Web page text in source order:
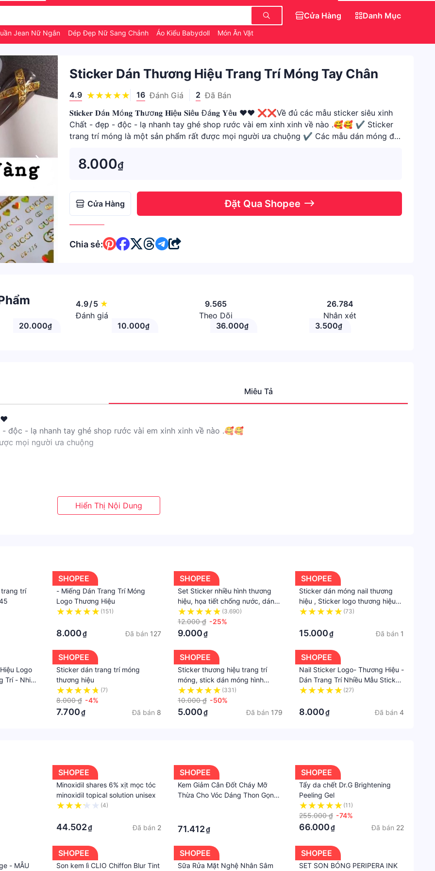
Jean Nữ Ngắn Dép Đẹp Nữ Sang Chảnh Áo Kiểu Babydoll Món Ăn Vặt
Cửa Hàng Danh Mục
Sticker Dán Thương Hiệu Trang Trí Móng Tay Chân
4.9 16 Đánh Giá 2 Đã Bán
𝐒𝐭𝐢𝐜𝐤𝐞𝐫 𝐃á𝐧 𝐌ó𝐧𝐠 𝐓𝐡ươ𝐧𝐠 𝐇𝐢ệ𝐮 𝐒𝐢ê𝐮 Đá𝐧𝐠 𝐘ê𝐮 ❤️❤️ ❌❌Về đủ các mẫu sticker siêu xinh
Chất - đẹp - độc - lạ nhanh tay ghé shop rước vài em xinh xinh về nào .🥰🥰 ✔️ Sticker
trang trí móng là một sản phẩm rất được mọi người ưa chuộng ✔️ Các mẫu dán móng đa
8.000₫
Cửa Hàng Đặt Qua Shopee
Chia sẻ:
4.9/5 ★
Đánh giá
9.565
Theo Dõi
26.784
Nhận xét
20.000₫ 10.000₫ 36.000₫ 3.500₫
Miêu Tả
độc - lạ nhanh tay ghé shop rước vài em xinh xinh về nào .🥰🥰
mọi người ưa chuộng
gỡ những hình ảnh bạn muốn trang trí dán lên móng và sơn bóng , thế là xong 1 bộ móng đẹp nhé 👍😘
trang trí
SHOPEE
- Miếng Dán Trang Trí Móng
Logo Thương Hiệu
(151)
8.000₫ Đã bán 127
SHOPEE
Set Sticker nhiều hình thương
hiệu, họa tiết chống nước, dán
trang trí laptop, mũ bảo hiểm,
vali, xe ga
(3.690)
12.000 ₫ -25%
9.000₫
SHOPEE
Sticker dán móng nail thương
hiệu , Sticker logo thương hiệu
trang trí móng tay
(73)
15.000₫ Đã bán 1
Logo
Trí - Nhiều
SHOPEE
Sticker dán trang trí móng
thương hiệu
(7)
8.000 ₫ -4%
7.700₫ Đã bán 8
SHOPEE
Sticker thương hiệu trang trí
móng, stick dán móng hình
thương hiệu - Cheap Nail
(331)
10.000 ₫ -50%
5.000₫ Đã bán 179
SHOPEE
Nail Sticker Logo- Thương Hiệu -
Dán Trang Trí Nhiều Mẫu Sticker
Đẹp
(27)
8.000₫ Đã bán 4
SHOPEE
Minoxidil shares 6% xịt mọc tóc
minoxidil topical solution unisex
(4)
44.502₫ Đã bán 2
SHOPEE
Kem Giảm Cân Đốt Cháy Mỡ
Thừa Cho Vóc Dáng Thon Gọn
71.412₫
SHOPEE
Tẩy da chết Dr.G Brightening
Peeling Gel
(11)
255.000 ₫ -74%
66.000₫ Đã bán 22
- MẪU
SHOPEE
Son kem lì CLIO Chiffon Blur Tint
SHOPEE
Sữa Rửa Mặt Nghệ Nhân Sâm
SHOPEE
SET SON BÓNG PERIPERA INK